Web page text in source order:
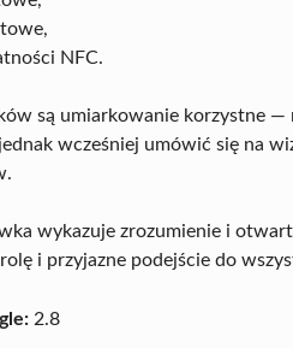
NFC.
są umiarkowanie korzystne —
wcześniej umówić się na
wykazuje zrozumienie i
i przyjazne podejście do
2.8